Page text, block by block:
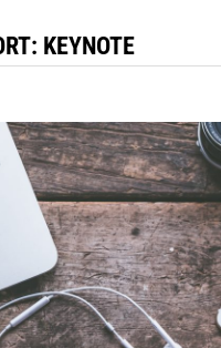
KEYNOTE